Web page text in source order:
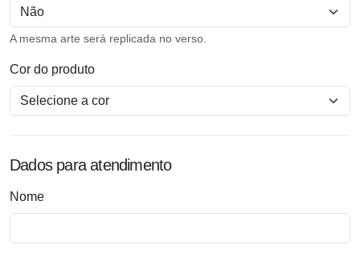
A mesma arte será replicada no verso.
Cor do produto
Dados para atendimento
Nome